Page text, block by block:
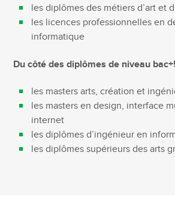
les diplômes des métiers d’art et
les licences professionnelles en
informatique
Du côté des diplômes de niveau
les masters arts, création et
les masters en design, interface
internet
les diplômes d’ingénieur en
les diplômes supérieurs des arts